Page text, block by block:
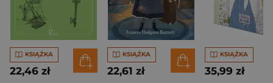
KSIĄŻKA
22,46 zł
KSIĄŻKA
22,61 zł
KSIĄŻKA
35,99 zł